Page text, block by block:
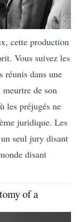
cette production
Vous suivez les
réunis dans une
de son
les préjugés ne
juridique. Les
seul jury disant
disant
of a